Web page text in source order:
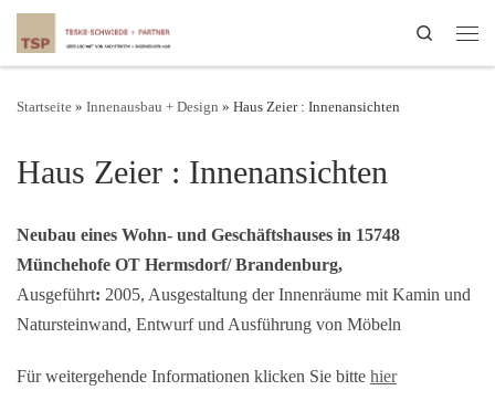
Search
Startseite » Innenausbau + Design » Haus Zeier : Innenansichten
Haus Zeier : Innenansichten
Neubau eines Wohn- und Geschäftshauses in 15748
Münchehofe OT Hermsdorf/ Brandenburg,
Ausgeführt: 2005, Ausgestaltung der Innenräume mit Kamin und
Natursteinwand, Entwurf und Ausführung von Möbeln
Für weitergehende Informationen klicken Sie bitte hier